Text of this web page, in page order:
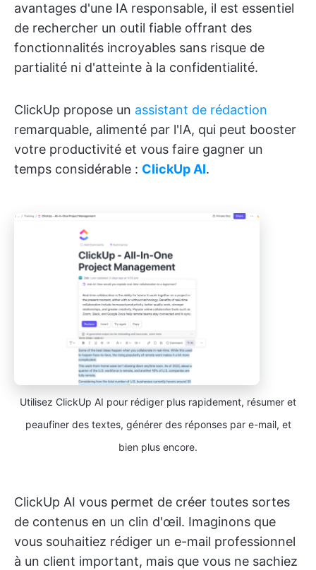
avantages d'une IA responsable, il est essentiel
de rechercher un outil fiable offrant des
fonctionnalités incroyables sans risque de
partialité ni d'atteinte à la confidentialité.
ClickUp propose un assistant de rédaction
remarquable, alimenté par l'IA, qui peut booster
votre productivité et vous faire gagner un
temps considérable : ClickUp AI.
Utilisez ClickUp AI pour rédiger plus rapidement, résumer et
peaufiner des textes, générer des réponses par e-mail, et
bien plus encore.
ClickUp AI vous permet de créer toutes sortes
de contenus en un clin d'œil. Imaginons que
vous souhaitiez rédiger un e-mail professionnel
à un client important, mais que vous ne sachiez